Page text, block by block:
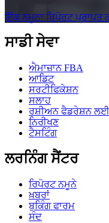
ਇੱਕ ਨਮੂਨਾ ਰਿਪੋਰਟ ਪ੍ਰਾਪਤ
ਸਾਡੀ ਸੇਵਾ
ਐਮਾਜ਼ਾਨ FBA
ਆਡਿਟ
ਸਰਟੀਫਿਕੇਸ਼ਨ
ਸਲਾਹ
ਰਸ਼ੀਅਨ ਫੈਡਰੇਸ਼ਨ ਲਈ
ਨਿਰੀਖਣ
ਟੈਸਟਿੰਗ
ਲਰਨਿੰਗ ਸੈਂਟਰ
ਰਿਪੋਰਟ ਨਮੂਨੇ
ਖ਼ਬਰਾਂ
ਬੁਕਿੰਗ ਫਾਰਮ
ਸੰਦ